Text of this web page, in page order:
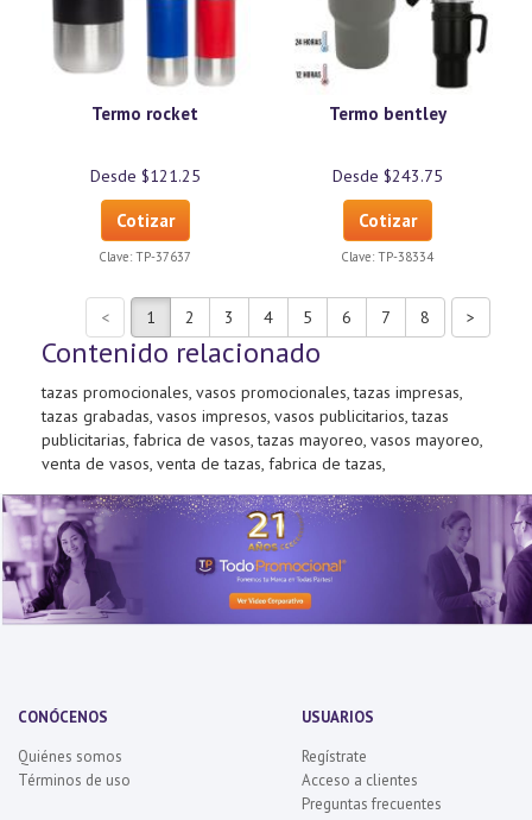
Termo rocket
Desde $121.25
Cotizar
Clave: TP-37637
Termo bentley
Desde $243.75
Cotizar
Clave: TP-38334
Contenido relacionado
tazas promocionales, vasos promocionales, tazas impresas,
tazas grabadas, vasos impresos, vasos publicitarios, tazas
publicitarias, fabrica de vasos, tazas mayoreo, vasos mayoreo,
venta de vasos, venta de tazas, fabrica de tazas,
CONÓCENOS
Quiénes somos
Términos de uso
USUARIOS
Regístrate
Acceso a clientes
Preguntas frecuentes